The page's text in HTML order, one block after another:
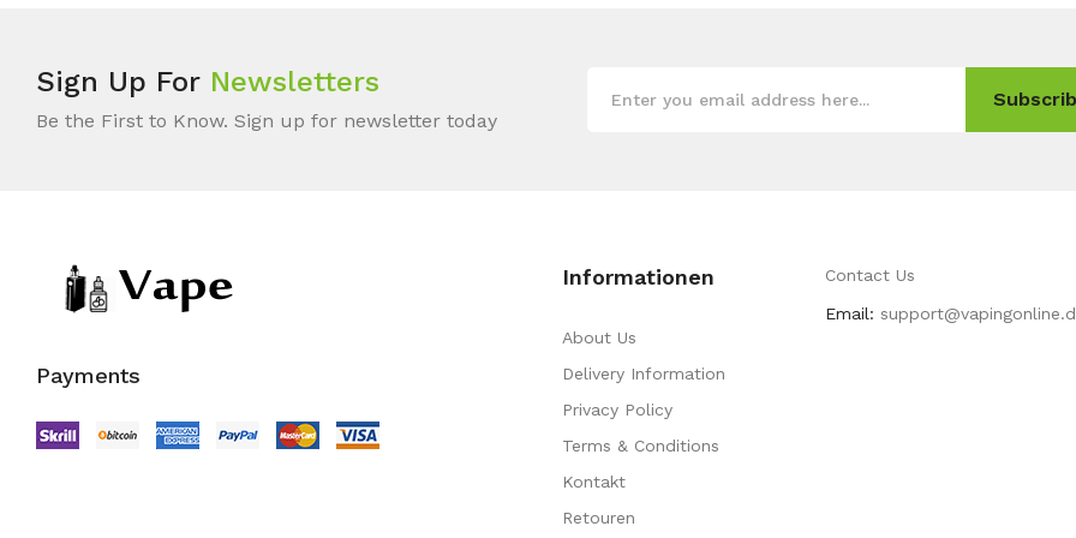
Sign Up For Newsletters
Be the First to Know. Sign up for newsletter today
Payments
Informationen
About Us
Delivery Information
Privacy Policy
Terms & Conditions
Kontakt
Retouren
Contact Us
Email: